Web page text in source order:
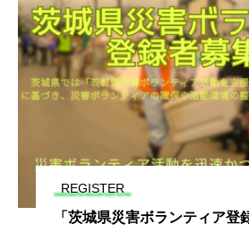
REGISTER
「茨城県災害ボランティア登